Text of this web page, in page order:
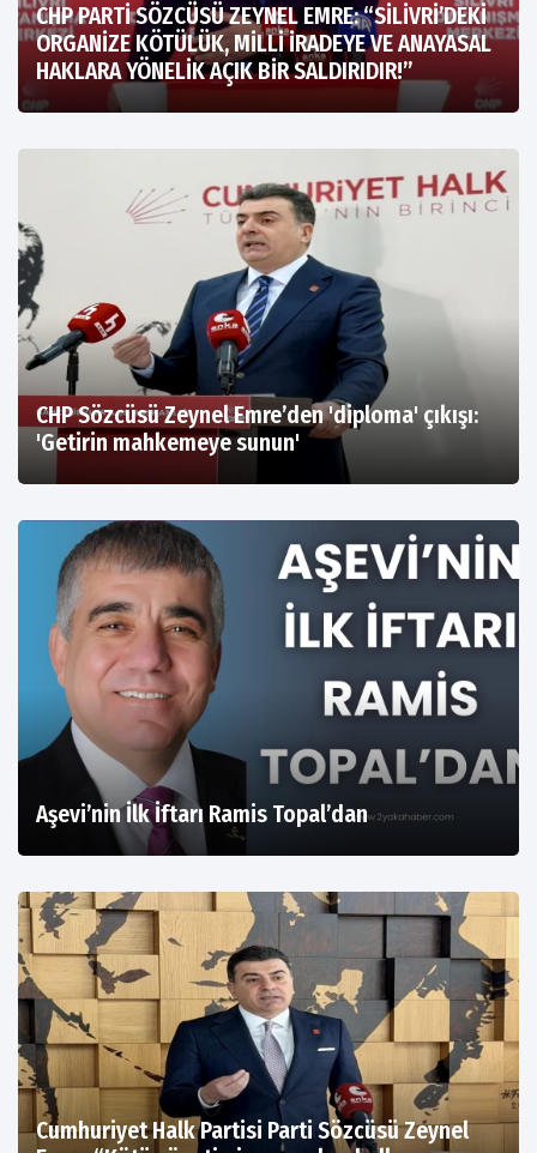
CHP PARTİ SÖZCÜSÜ ZEYNEL EMRE: “SİLİVRİ’DEKİ
ORGANİZE KÖTÜLÜK, MİLLİ İRADEYE VE ANAYASAL
HAKLARA YÖNELİK AÇIK BİR SALDIRIDIR!”
CHP Sözcüsü Zeynel Emre’den 'diploma' çıkışı:
'Getirin mahkemeye sunun'
Aşevi’nin İlk İftarı Ramis Topal’dan
Cumhuriyet Halk Partisi Parti Sözcüsü Zeynel